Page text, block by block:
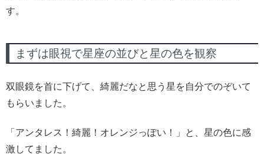
す。
まずは眼視で星座の並びと星の色を観察
双眼鏡を首に下げて、綺麗だなと思う星を自分でのぞいて
もらいました。
「アンタレス！綺麗！オレンジっぽい！」と、星の色に感
激してました。